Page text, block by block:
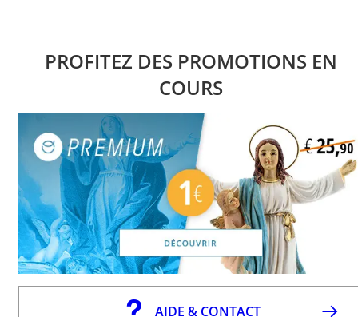
PROFITEZ DES PROMOTIONS EN
COURS
AIDE & CONTACT